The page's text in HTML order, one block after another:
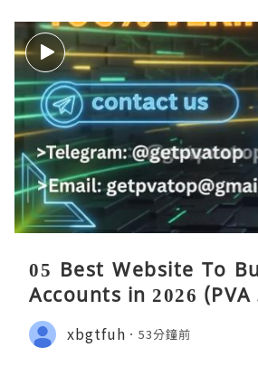
05 Best Website To
Accounts in 2026 (PVA
xbgtfuh 53分鐘前